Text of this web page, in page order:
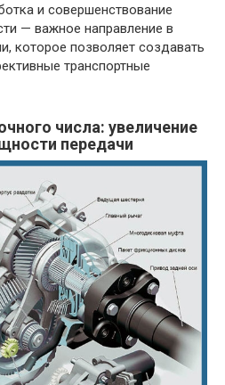
и совершенствование
— важное направление в
которое позволяет создавать
транспортные
числа: увеличение
передачи